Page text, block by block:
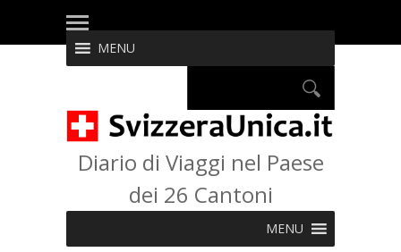
MENU
Diario di Viaggi nel Paese
dei 26 Cantoni
MENU